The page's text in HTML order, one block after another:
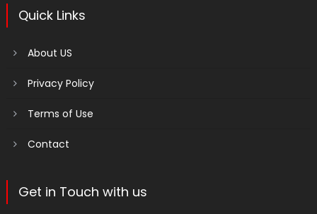
Quick Links
About US
Privacy Policy
Terms of Use
Contact
Get in Touch with us